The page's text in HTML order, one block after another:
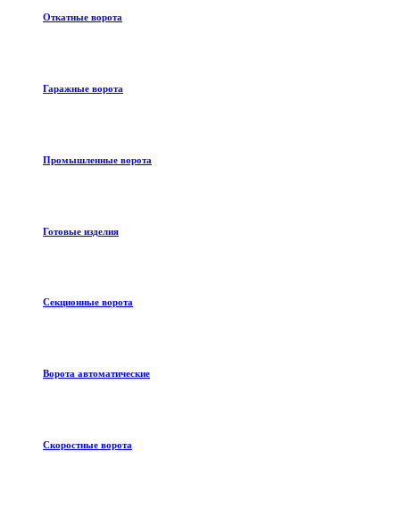
Откатные ворота
Гаражные ворота
Промышленные ворота
Готовые изделия
Секционные ворота
Ворота автоматические
Скоростные ворота